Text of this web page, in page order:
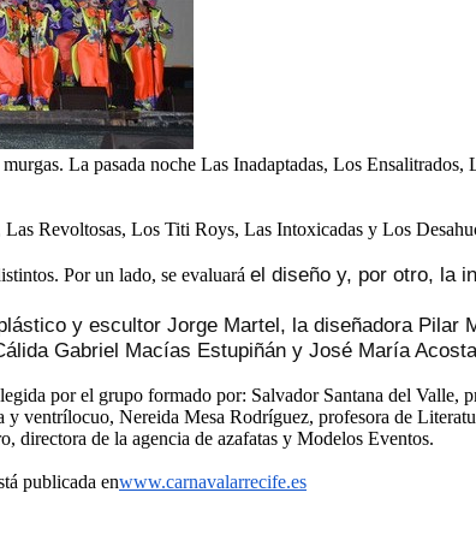
La pasada noche Las Inadaptadas, Los
Revoltosas, Los Titi Roys, Las Intoxicadas y Los
Por un lado, se evaluará el diseño y, por otro, la
y escultor Jorge Martel, la diseñadora Pilar
Gabriel Macías Estupiñán y José María
por el grupo formado por: Salvador Santana del Valle,
ventrílocuo, Nereida Mesa Rodríguez, profesora de
directora de la agencia de azafatas y Modelos Eventos.
publicada enwww.carnavalarrecife.es